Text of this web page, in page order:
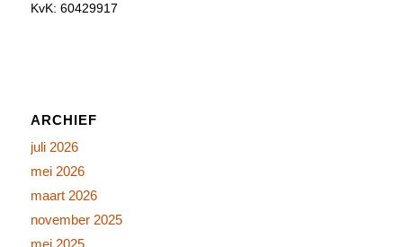
KvK: 60429917
ARCHIEF
juli 2026
mei 2026
maart 2026
november 2025
mei 2025